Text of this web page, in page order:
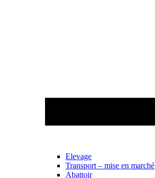
Elevage
Transport – mise en marché
Abattoir